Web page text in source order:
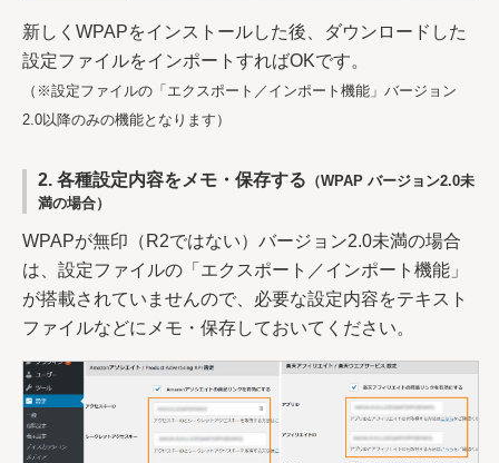
新しくWPAPをインストールした後、ダウンロードした
設定ファイルをインポートすればOKです。
（※設定ファイルの「エクスポート／インポート機能」バージョン
2.0以降のみの機能となります）
2. 各種設定内容をメモ・保存する （WPAP バージョン2.0未
満の場合）
WPAPが無印（R2ではない）バージョン2.0未満の場合
は、設定ファイルの「エクスポート／インポート機能」
が搭載されていませんので、必要な設定内容をテキスト
ファイルなどにメモ・保存しておいてください。